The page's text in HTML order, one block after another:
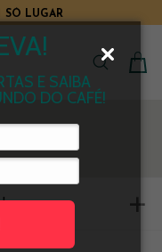
E SAIBA
DO CAFÉ!
SÓ LUGAR